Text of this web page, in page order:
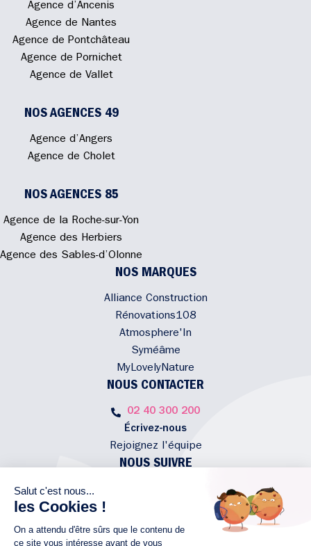
Agence d’Ancenis
Agence de Nantes
Agence de Pontchâteau
Agence de Pornichet
Agence de Vallet
NOS AGENCES 49
Agence d’Angers
Agence de Cholet
NOS AGENCES 85
Agence de la Roche-sur-Yon
Agence des Herbiers
Agence des Sables-d’Olonne
NOS MARQUES
Alliance Construction
Rénovations108
Atmosphere'In
Syméâme
MyLovelyNature
NOUS CONTACTER
02 40 300 200
Écrivez-nous
Rejoignez l'équipe
NOUS SUIVRE